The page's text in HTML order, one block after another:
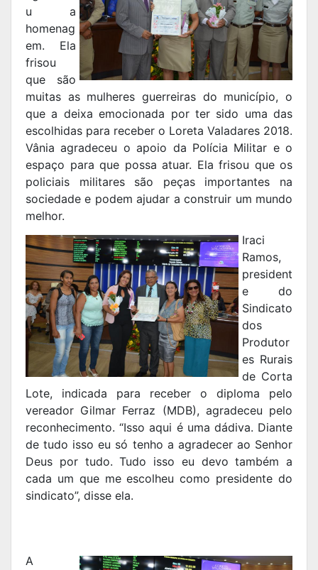
u a
homenag
em. Ela
frisou
que são
muitas as mulheres guerreiras do município, o
que a deixa emocionada por ter sido uma das
escolhidas para receber o Loreta Valadares 2018.
Vânia agradeceu o apoio da Polícia Militar e o
espaço para que possa atuar. Ela frisou que os
policiais militares são peças importantes na
sociedade e podem ajudar a construir um mundo
melhor.
Iraci
Ramos,
president
e do
Sindicato
dos
Produtor
es Rurais
de Corta
Lote, indicada para receber o diploma pelo
vereador Gilmar Ferraz (MDB), agradeceu pelo
reconhecimento. “Isso aqui é uma dádiva. Diante
de tudo isso eu só tenho a agradecer ao Senhor
Deus por tudo. Tudo isso eu devo também a
cada um que me escolheu como presidente do
sindicato”, disse ela.
A